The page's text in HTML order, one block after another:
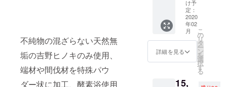
不純物の混ざらない天然無
垢の吉野ヒノキのみ使用、
端材や間伐材を特殊パウ
ダー状に加工、酵素浴使用
になっ
てほし
い願い
を込め
て、こ
の檜精
油が誕
三世代
こで栽
培され
たいの
ちの壱
を2キロ
入りを
リター
ンに加
た。そ
素浴、
酵素風
呂など
と言わ
れ、美
康目的
で多く
親しま
高取町
にある
農事法
人ポ
ニーの
里さ
ん、障
たわら
け予
定：
2020
年02
月
詳細を見る
こ
の
リ
タ
ー
ン
を
選
択
す
る
15,